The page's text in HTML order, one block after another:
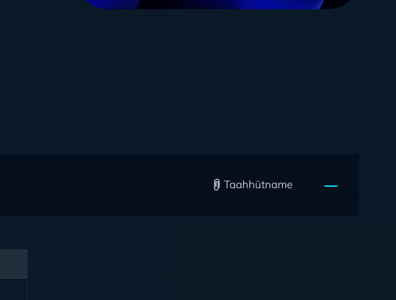
Taahhütname